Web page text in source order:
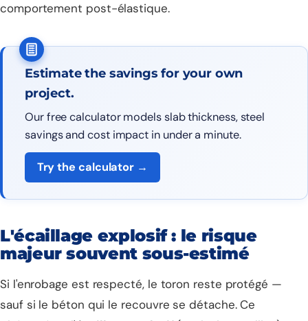
comportement post-élastique.
Estimate the savings for your own
project.
Our free calculator models slab thickness, steel
savings and cost impact in under a minute.
Try the calculator →
L'écaillage explosif : le risque
majeur souvent sous-estimé
Si l'enrobage est respecté, le toron reste protégé —
sauf si le béton qui le recouvre se détache. Ce